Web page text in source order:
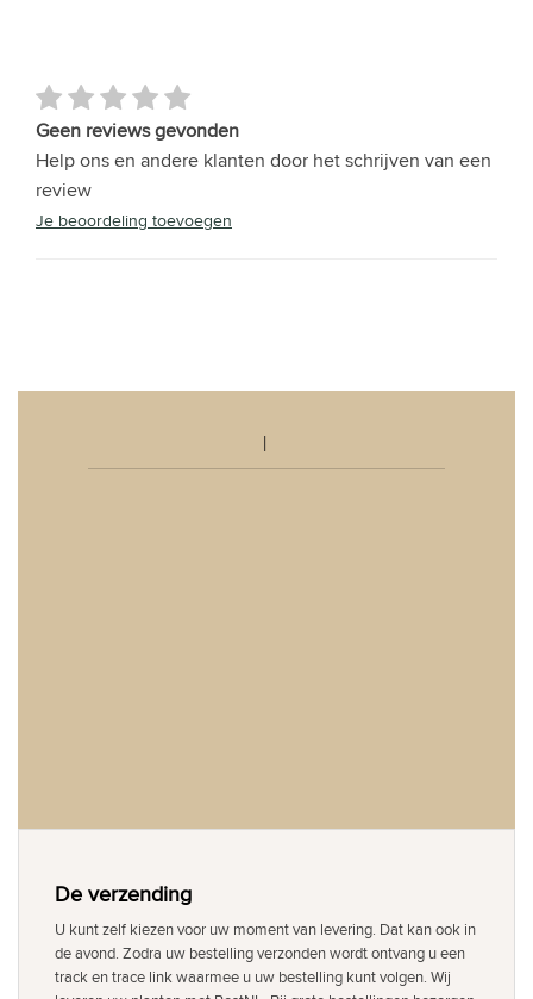
Geen reviews gevonden
Help ons en andere klanten door het schrijven van een
review
Je beoordeling toevoegen
De verzending
U kunt zelf kiezen voor uw moment van levering. Dat kan ook in
de avond. Zodra uw bestelling verzonden wordt ontvang u een
track en trace link waarmee u uw bestelling kunt volgen. Wij